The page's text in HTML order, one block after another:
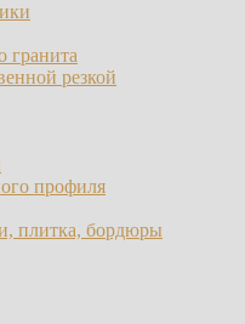
гранита
резкой
профиля
плитка, бордюры